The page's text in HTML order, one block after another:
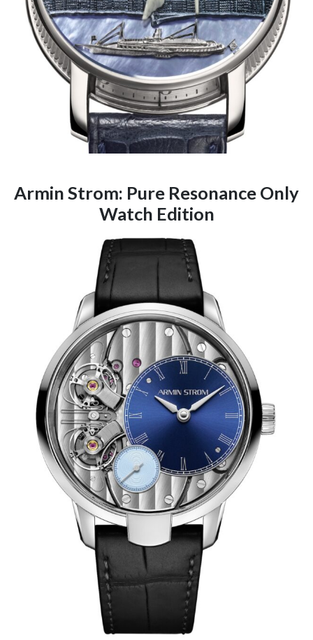
Armin Strom: Pure Resonance Only
Watch Edition